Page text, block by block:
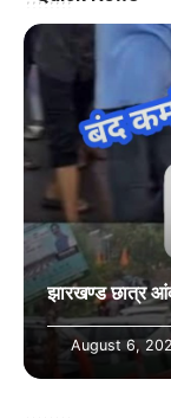
झारखण्ड छात्र
August 6,